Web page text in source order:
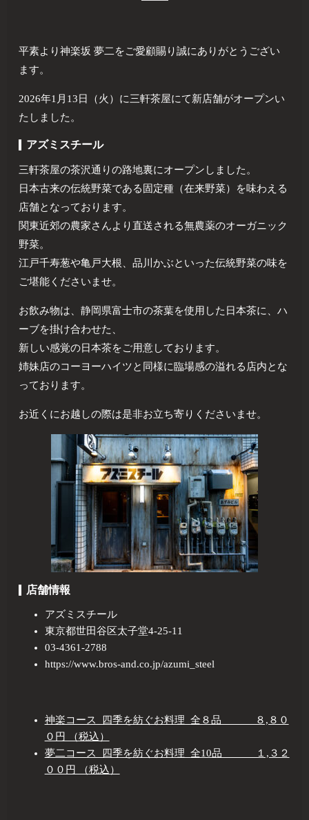
平素より神楽坂 夢二をご愛顧賜り誠にありがとうござい
ます。
2026年1月13日（火）に三軒茶屋にて新店舗がオープンい
たしました。
アズミスチール
三軒茶屋の茶沢通りの路地裏にオープンしました。
日本古来の伝統野菜である固定種（在来野菜）を味わえる
店舗となっております。
関東近郊の農家さんより直送される無農薬のオーガニック
野菜。
江戸千寿葱や亀戸大根、品川かぶといった伝統野菜の味を
ご堪能くださいませ。
お飲み物は、静岡県富士市の茶葉を使用した日本茶に、ハ
ーブを掛け合わせた、
新しい感覚の日本茶をご用意しております。
姉妹店のコーヨーハイツと同様に臨場感の溢れる店内とな
っております。
お近くにお越しの際は是非お立ち寄りくださいませ。
店舗情報
アズミスチール
東京都世田谷区太子堂4-25-11
03-4361-2788
https://www.bros-and.co.jp/azumi_steel
神楽コース 四季を紡ぐお料理 全８品 ８,８０
０円 （税込）
夢二コース 四季を紡ぐお料理 全10品 １,３２
００円 （税込）